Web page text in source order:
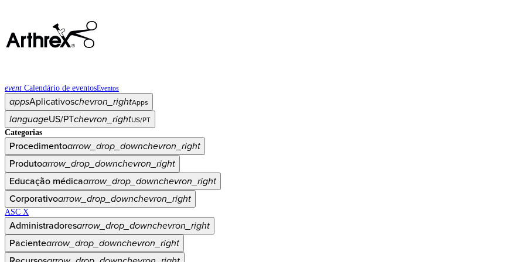
event Calendário de eventosEventos
appsAplicativoschevron_rightApps
languageUS/PTchevron_rightUS/PT
Categorias
Procedimentoarrow_drop_downchevron_right
Produtoarrow_drop_downchevron_right
Educação médicaarrow_drop_downchevron_right
Corporativoarrow_drop_downchevron_right
ASC X
Administradoresarrow_drop_downchevron_right
Pacientearrow_drop_downchevron_right